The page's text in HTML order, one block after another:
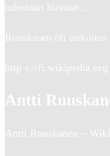
tulostaan hieman …
Ruuskasen oli
http s://fi.wikipedia.org
Antti
Antti Ruuskanen –